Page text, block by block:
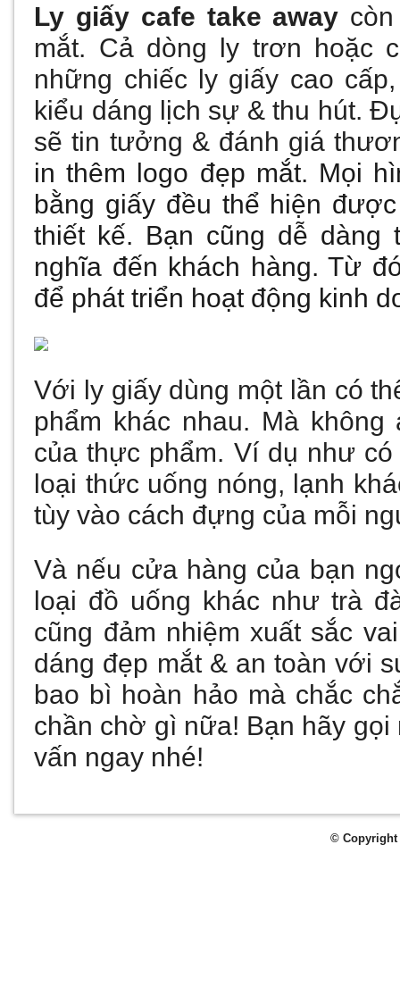
Ly giấy cafe take away
mắt. Cả dòng ly trơn hoặc
những chiếc ly giấy cao
kiểu dáng lịch sự & thu hút.
sẽ tin tưởng & đánh giá
in thêm logo đẹp mắt. Mọi
bằng giấy đều thể hiện
thiết kế. Bạn cũng dễ dàng
nghĩa đến khách hàng. Từ
để phát triển hoạt động kinh
Với ly giấy dùng một lần có
phẩm khác nhau. Mà
của thực phẩm. Ví dụ như
loại thức uống nóng, lạnh
tùy vào cách đựng của mỗi
Và nếu cửa hàng của bạn
loại đồ uống khác như trà
cũng đảm nhiệm xuất sắc
dáng đẹp mắt & an toàn với
bao bì hoàn hảo mà chắc
chần chờ gì nữa! Bạn hãy gọi
vấn ngay nhé!
© Copyright